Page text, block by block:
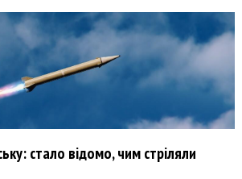
стало відомо, чим стріляли